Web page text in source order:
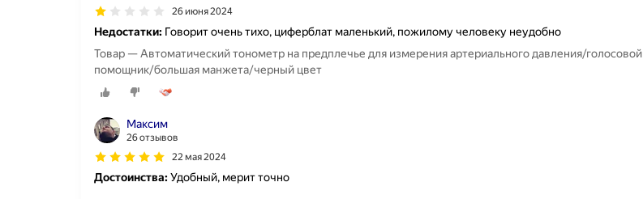
26 июня 2024
Недостатки: Говорит очень тихо, циферблат маленький, пожилому человеку неудобно
Товар — Автоматический тонометр на предплечье для измерения артериального давления/голосовой
помощник/большая манжета/черный цвет
Максим
26 отзывов
22 мая 2024
Достоинства:Удобный, мерит точно